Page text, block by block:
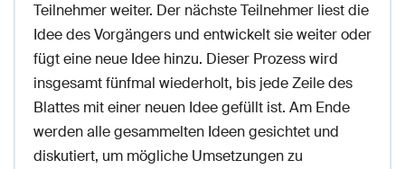
Teilnehmer weiter. Der nächste Teilnehmer liest die
Idee des Vorgängers und entwickelt sie weiter oder
fügt eine neue Idee hinzu. Dieser Prozess wird
insgesamt fünfmal wiederholt, bis jede Zeile des
Blattes mit einer neuen Idee gefüllt ist. Am Ende
werden alle gesammelten Ideen gesichtet und
diskutiert, um mögliche Umsetzungen zu